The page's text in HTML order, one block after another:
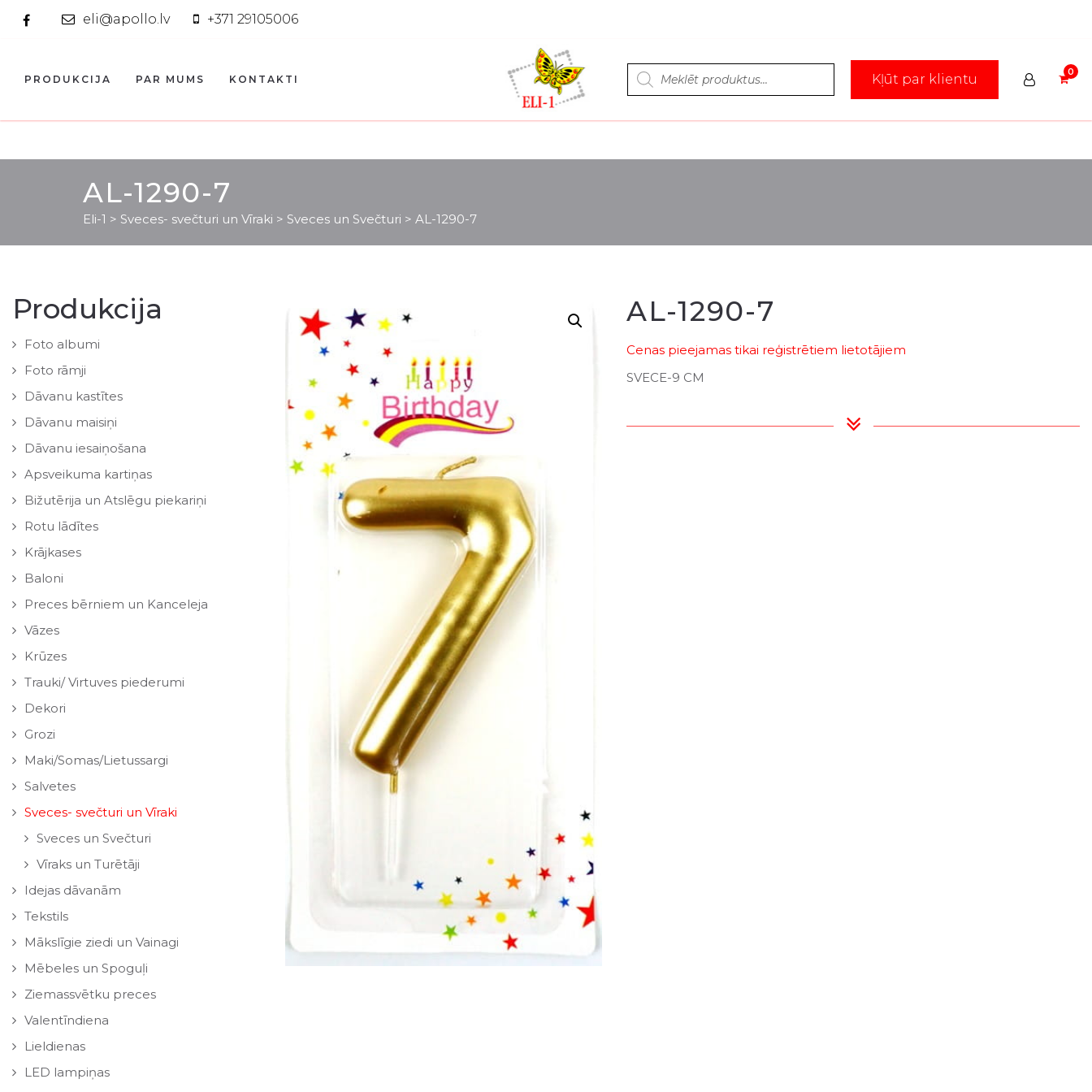
eli@apollo.lv +371 29105006
Products
search Kļūt par klientu
PRODUKCIJA PAR MUMS KONTAKTI
AL-1290-7
Eli-1 > Sveces- svečturi un Vīraki > Sveces un Svečturi > AL-1290-7
Produkcija
Foto albumi
Foto rāmji
Dāvanu kastītes
Dāvanu maisiņi
Dāvanu iesaiņošana
Apsveikuma kartiņas
Bižutērija un Atslēgu piekariņi
Rotu lādītes
Krājkases
Baloni
Preces bērniem un Kanceleja
Vāzes
Krūzes
Trauki/ Virtuves piederumi
Dekori
Grozi
Maki/Somas/Lietussargi
Salvetes
Sveces- svečturi un Vīraki
Sveces un Svečturi
Vīraks un Turētāji
Idejas dāvanām
Tekstils
Mākslīgie ziedi un Vainagi
Mēbeles un Spoguļi
Ziemassvētku preces
Valentīndiena
Lieldienas
LED lampiņas
AL-1290-7
Cenas pieejamas tikai reģistrētiem lietotājiem
SVECE-9 CM